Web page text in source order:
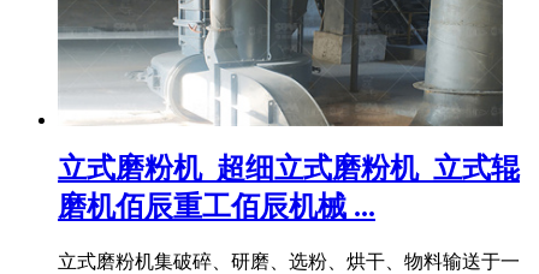
立式磨粉机_超细立式磨粉机_立式辊
磨机佰辰重工佰辰机械 ...
立式磨粉机集破碎、研磨、选粉、烘干、物料输送于一